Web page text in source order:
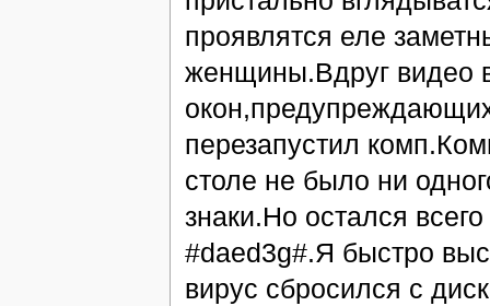
проявлятся еле
женщины.Вдруг видео
перезапустил
столе не было ни
знаки.Но остался
#daed3g#.Я быстро
вирус сбросился с